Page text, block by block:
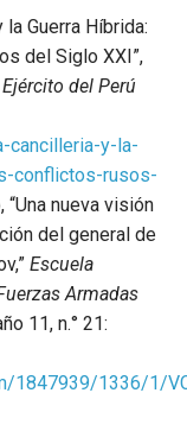
Guerra Híbrida:
del Siglo XXI”,
del Perú
y-la-
conflictos-rusos-
nueva visión
del general de
Escuela
Armadas
11, n.° 21:
1847939/1336/1/